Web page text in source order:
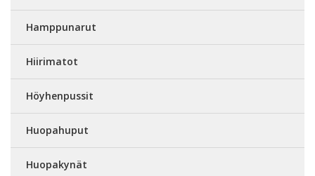
Hamppunarut
Hiirimatot
Höyhenpussit
Huopahuput
Huopakynät